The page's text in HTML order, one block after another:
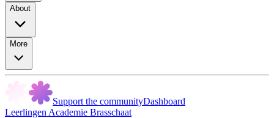
About
More
Support the communityDashboard
Leerlingen Academie Brasschaat